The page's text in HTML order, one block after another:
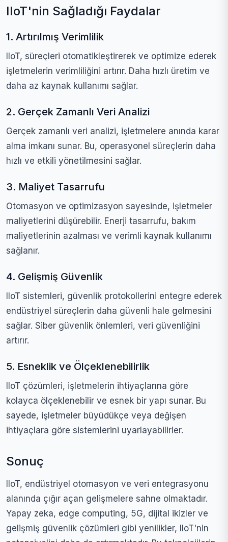
IIoT'nin Sağladığı Faydalar
1. Artırılmış Verimlilik
IIoT, süreçleri otomatikleştirerek ve optimize ederek
işletmelerin verimliliğini artırır. Daha hızlı üretim ve
daha az kaynak kullanımı sağlar.
2. Gerçek Zamanlı Veri Analizi
Gerçek zamanlı veri analizi, işletmelere anında karar
alma imkanı sunar. Bu, operasyonel süreçlerin daha
hızlı ve etkili yönetilmesini sağlar.
3. Maliyet Tasarrufu
Otomasyon ve optimizasyon sayesinde, işletmeler
maliyetlerini düşürebilir. Enerji tasarrufu, bakım
maliyetlerinin azalması ve verimli kaynak kullanımı
sağlanır.
4. Gelişmiş Güvenlik
IIoT sistemleri, güvenlik protokollerini entegre ederek
endüstriyel süreçlerin daha güvenli hale gelmesini
sağlar. Siber güvenlik önlemleri, veri güvenliğini
artırır.
5. Esneklik ve Ölçeklenebilirlik
IIoT çözümleri, işletmelerin ihtiyaçlarına göre
kolayca ölçeklenebilir ve esnek bir yapı sunar. Bu
sayede, işletmeler büyüdükçe veya değişen
ihtiyaçlara göre sistemlerini uyarlayabilirler.
Sonuç
IIoT, endüstriyel otomasyon ve veri entegrasyonu
alanında çığır açan gelişmelere sahne olmaktadır.
Yapay zeka, edge computing, 5G, dijital ikizler ve
gelişmiş güvenlik çözümleri gibi yenilikler, IIoT'nin